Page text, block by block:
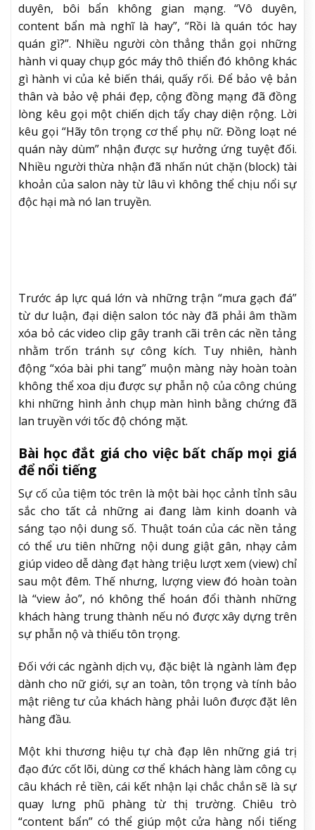
duyên, bôi bẩn không gian mạng. “Vô duyên,
content bẩn mà nghĩ là hay”, “Rồi là quán tóc hay
quán gì?”. Nhiều người còn thẳng thắn gọi những
hành vi quay chụp góc máy thô thiển đó không khác
gì hành vi của kẻ biến thái, quấy rối. Để bảo vệ bản
thân và bảo vệ phái đẹp, cộng đồng mạng đã đồng
lòng kêu gọi một chiến dịch tẩy chay diện rộng. Lời
kêu gọi “Hãy tôn trọng cơ thể phụ nữ. Đồng loạt né
quán này dùm” nhận được sự hưởng ứng tuyệt đối.
Nhiều người thừa nhận đã nhấn nút chặn (block) tài
khoản của salon này từ lâu vì không thể chịu nổi sự
độc hại mà nó lan truyền.
Trước áp lực quá lớn và những trận “mưa gạch đá”
từ dư luận, đại diện salon tóc này đã phải âm thầm
xóa bỏ các video clip gây tranh cãi trên các nền tảng
nhằm trốn tránh sự công kích. Tuy nhiên, hành
động “xóa bài phi tang” muộn màng này hoàn toàn
không thể xoa dịu được sự phẫn nộ của công chúng
khi những hình ảnh chụp màn hình bằng chứng đã
lan truyền với tốc độ chóng mặt.
Bài học đắt giá cho việc bất chấp mọi giá
để nổi tiếng
Sự cố của tiệm tóc trên là một bài học cảnh tỉnh sâu
sắc cho tất cả những ai đang làm kinh doanh và
sáng tạo nội dung số. Thuật toán của các nền tảng
có thể ưu tiên những nội dung giật gân, nhạy cảm
giúp video dễ dàng đạt hàng triệu lượt xem (view) chỉ
sau một đêm. Thế nhưng, lượng view đó hoàn toàn
là “view ảo”, nó không thể hoán đổi thành những
khách hàng trung thành nếu nó được xây dựng trên
sự phẫn nộ và thiếu tôn trọng.
Đối với các ngành dịch vụ, đặc biệt là ngành làm đẹp
dành cho nữ giới, sự an toàn, tôn trọng và tính bảo
mật riêng tư của khách hàng phải luôn được đặt lên
hàng đầu.
Một khi thương hiệu tự chà đạp lên những giá trị
đạo đức cốt lõi, dùng cơ thể khách hàng làm công cụ
câu khách rẻ tiền, cái kết nhận lại chắc chắn sẽ là sự
quay lưng phũ phàng từ thị trường. Chiêu trò
“content bẩn” có thể giúp một cửa hàng nổi tiếng